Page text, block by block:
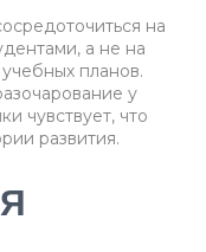
на
а не на
планов.
у
чувствует, что
развития.